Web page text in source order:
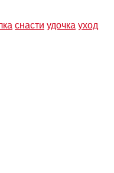
снасти удочка уход